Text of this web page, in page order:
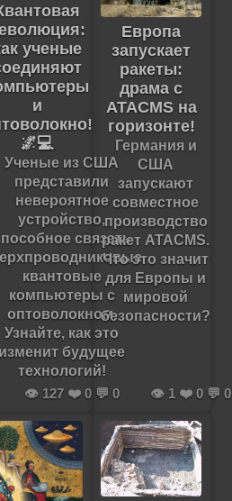
ученые
и
🌌💻
Ученые из США
представили
невероятное
устройство,
связать
квантовые
компьютеры с
оптоволокном.
Узнайте, как это
изменит будущее
технологий!
👁️ 127 ❤️ 0 💬 0
Европа
запускает
ракеты:
драма с
ATACMS на
горизонте!
Германия и
США
запускают
совместное
производство
ракет ATACMS.
Что это значит
для Европы и
мировой
безопасности?
👁️ 1 ❤️ 0 💬 0